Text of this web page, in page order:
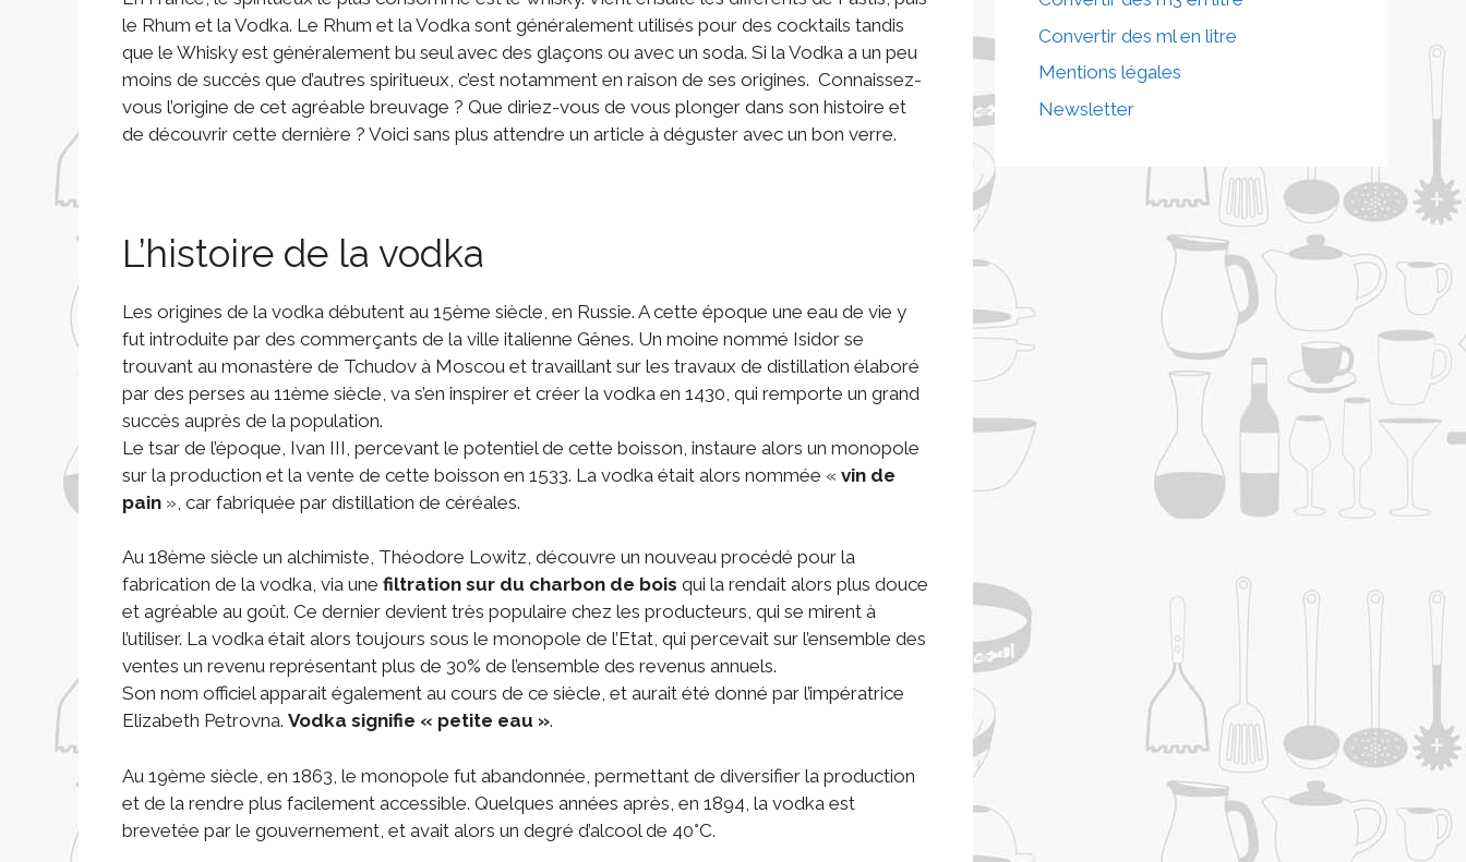
le Rhum et la Vodka. Le Rhum et la Vodka sont généralement utilisés pour des cocktails tandis
que le Whisky est généralement bu seul avec des glaçons ou avec un soda. Si la Vodka a un peu
moins de succès que d’autres spiritueux, c’est notamment en raison de ses origines. Connaissez-
vous l’origine de cet agréable breuvage ? Que diriez-vous de vous plonger dans son histoire et
de découvrir cette dernière ? Voici sans plus attendre un article à déguster avec un bon verre.
L’histoire de la vodka
Les origines de la vodka débutent au 15ème siècle, en Russie. A cette époque une eau de vie y
fut introduite par des commerçants de la ville italienne Gênes. Un moine nommé Isidor se
trouvant au monastère de Tchudov à Moscou et travaillant sur les travaux de distillation élaboré
par des perses au 11ème siècle, va s’en inspirer et créer la vodka en 1430, qui remporte un grand
succès auprès de la population.
Le tsar de l’époque, Ivan III, percevant le potentiel de cette boisson, instaure alors un monopole
sur la production et la vente de cette boisson en 1533. La vodka était alors nommée « vin de
pain », car fabriquée par distillation de céréales.
Au 18ème siècle un alchimiste, Théodore Lowitz, découvre un nouveau procédé pour la
fabrication de la vodka, via une filtration sur du charbon de bois qui la rendait alors plus douce
et agréable au goût. Ce dernier devient très populaire chez les producteurs, qui se mirent à
l’utiliser. La vodka était alors toujours sous le monopole de l’Etat, qui percevait sur l’ensemble des
ventes un revenu représentant plus de 30% de l’ensemble des revenus annuels.
Son nom officiel apparait également au cours de ce siècle, et aurait été donné par l’impératrice
Elizabeth Petrovna. Vodka signifie « petite eau ».
Au 19ème siècle, en 1863, le monopole fut abandonnée, permettant de diversifier la production
et de la rendre plus facilement accessible. Quelques années après, en 1894, la vodka est
brevetée par le gouvernement, et avait alors un degré d’alcool de 40°C.
Convertir des ml en litre
Mentions légales
Newsletter